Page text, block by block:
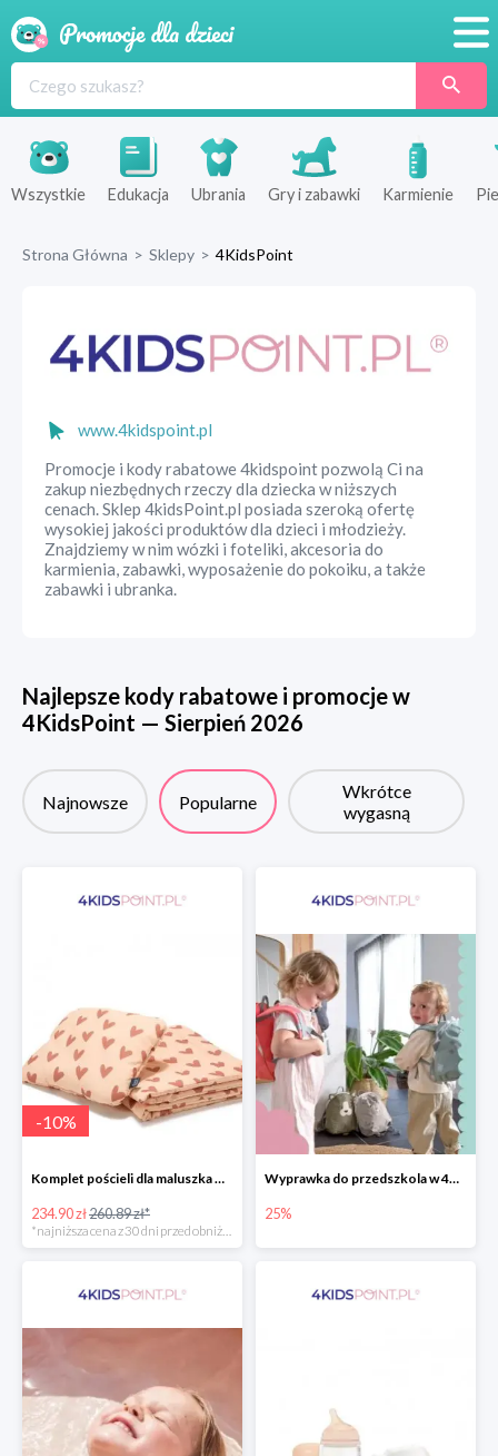
Produkty
Sklepy
Wszystkie Edukacja Ubrania Gry i zabawki Karmienie
Strona Główna > Sklepy > 4KidsPoint
www.4kidspoint.pl
Promocje i kody rabatowe 4kidspoint pozwolą Ci na
zakup niezbędnych rzeczy dla dziecka w niższych
cenach. Sklep 4kidsPoint.pl posiada szeroką ofertę
wysokiej jakości produktów dla dzieci i młodzieży.
Znajdziemy w nim wózki i foteliki, akcesoria do
karmienia, zabawki, wyposażenie do pokoiku, a także
zabawki i ubranka.
Najlepsze kody rabatowe i promocje w
4KidsPoint — Sierpień 2026
Najnowsze Popularne
Wkrótce
wygasną
-10%
Komplet pościeli dla maluszka marki La Millou
234.90 zł260.89 zł*
*najniższa cena z 30 dni przed obniżką
Wyprawka do przedszkola w 4KidsPoint do -25%
25%